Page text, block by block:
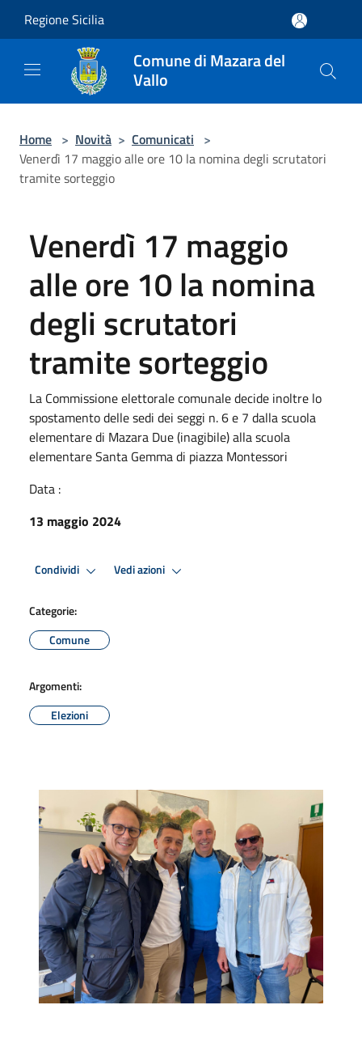
Regione Sicilia
Comune di Mazara del
Vallo
Home > Novità > Comunicati >
Venerdì 17 maggio alle ore 10 la nomina degli scrutatori
tramite sorteggio
Venerdì 17 maggio
alle ore 10 la nomina
degli scrutatori
tramite sorteggio
La Commissione elettorale comunale decide inoltre lo
spostamento delle sedi dei seggi n. 6 e 7 dalla scuola
elementare di Mazara Due (inagibile) alla scuola
elementare Santa Gemma di piazza Montessori
Data :
13 maggio 2024
Condividi Vedi azioni
Categorie:
Comune
Argomenti:
Elezioni